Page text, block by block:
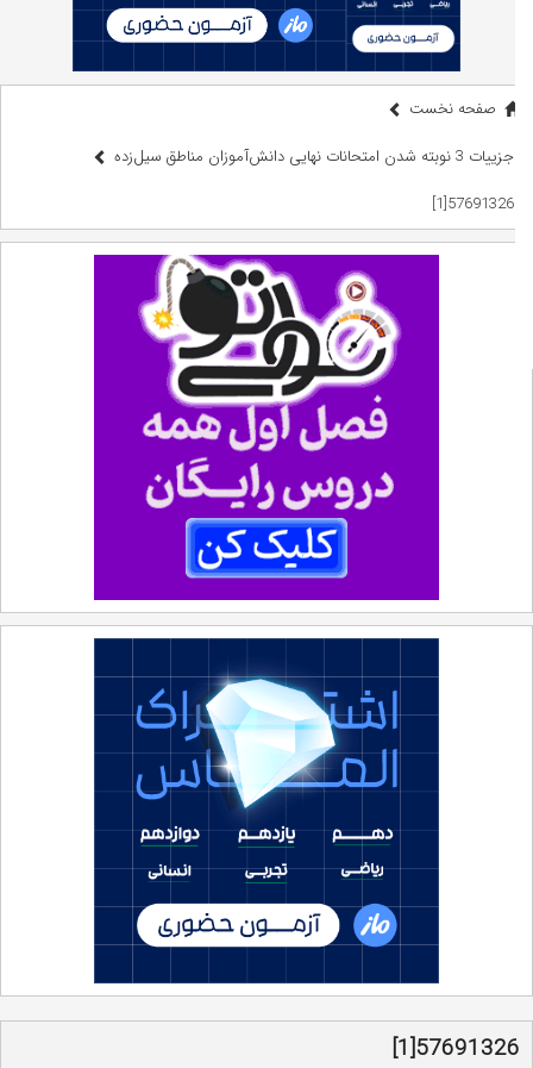
صفحه نخست
جزییات 3 نوبته شدن امتحانات نهایی دانش‌آموزان مناطق سیل‌زده
57691326[1]
57691326[1]